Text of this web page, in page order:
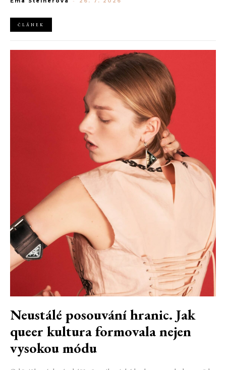
dnes módu vnímáme a sdílíme. Zároveň potvrzuje schopnost
autentické spojení mezi módou, digitálním prostředím a
každodenním životem mladé generace.
ČLÁNEK
Neustálé posouvání hranic. Jak
queer kultura formovala nejen
vysokou módu